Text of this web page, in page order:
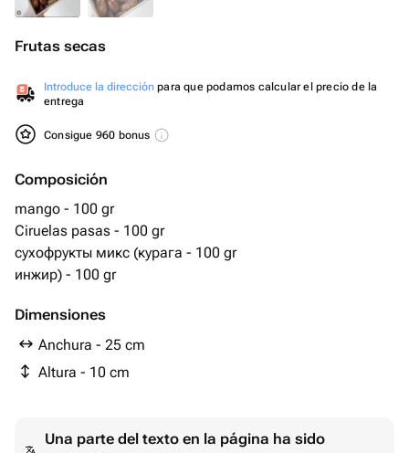
Frutas secas
Introduce la dirección para que podamos calcular el precio de la
entrega
Consigue 960 bonus
Composición
mango - 100 gr
Ciruelas pasas - 100 gr
сухофрукты микс (курага - 100 gr
инжир) - 100 gr
Dimensiones
Anchura - 25 cm
Altura - 10 cm
Una parte del texto en la página ha sido